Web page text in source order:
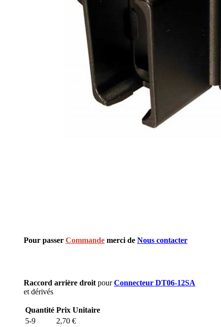
Pour passer Commande merci de Nous contacter
Raccord arrière droit pourConnecteur DT06-12SA
et dérivés
Quantité Prix Unitaire
5-9
2,70 €